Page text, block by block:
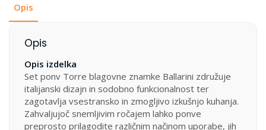
Opis
Opis
Opis izdelka
Set ponv Torre blagovne znamke Ballarini združuje
italijanski dizajn in sodobno funkcionalnost ter
zagotavlja vsestransko in zmogljivo izkušnjo kuhanja.
Zahvaljujoč snemljivim ročajem lahko ponve
preprosto prilagodite različnim načinom uporabe, jih